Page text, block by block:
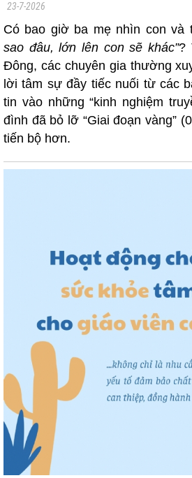
23-7-2026
Có bao giờ ba mẹ nhìn con và
sao đâu, lớn lên con sẽ khác”?
Đông, các chuyên gia thường
lời tâm sự đầy tiếc nuối từ các
tin vào những “kinh nghiệm
đình đã bỏ lỡ “Giai đoạn vàng”
tiến bộ hơn.